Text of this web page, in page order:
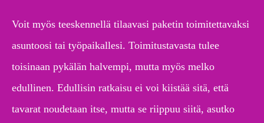
Voit myös teeskennellä tilaavasi paketin toimitettavaksi
asuntoosi tai työpaikallesi. Toimitustavasta tulee
toisinaan pykälän halvempi, mutta myös melko
edullinen. Edullisin ratkaisu ei voi kiistää sitä, että
tavarat noudetaan itse, mutta se riippuu siitä, asutko